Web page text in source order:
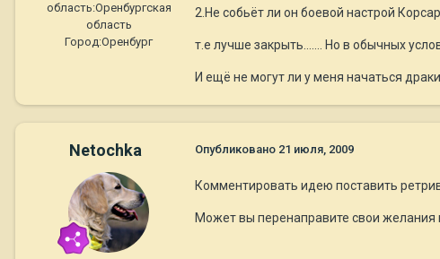
область:Оренбургская
область
Город:Оренбург
2.Не собьёт ли он боевой настрой
т.е лучше закрыть....... Но в обычных
И ещё не могут ли у меня начаться
Netochka Опубликовано 21 июля, 2009
Комментировать идею поставить
Может вы перенаправите свои желания